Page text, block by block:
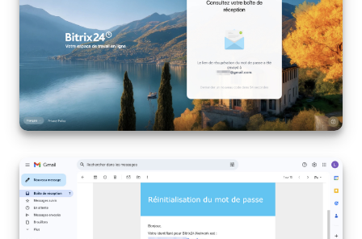
On-Premise de Bitrix24
COMPTE GRATUIT
CONNEXION